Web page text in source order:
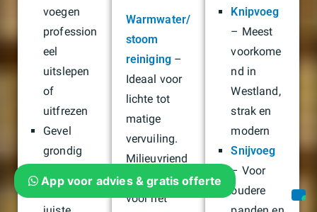
voegen
profession
eel
uitslepen
of
uitfrezen
Gevel
grondig
met de
Warmwater/
stoom
reiniging –
Ideaal voor
lichte tot
matige
vervuiling.
Milieuvriend
elijk en veilig
voor het
Knipvoeg
– Meest
voorkome
nd in
Westland,
strak en
modern
Snijvoeg
– Voor
oudere
App voor advies & gratis offerte